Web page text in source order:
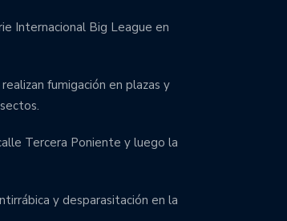
Internacional Big League en
fumigación en plazas y
Tercera Poniente y luego la
y desparasitación en la